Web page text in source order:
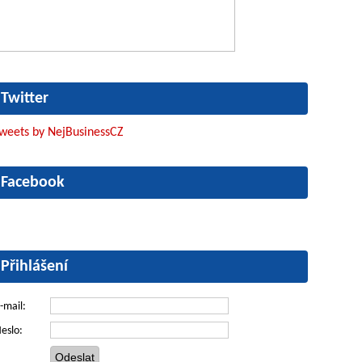
Twitter
by NejBusinessCZ
Facebook
Přihlášení
mail: